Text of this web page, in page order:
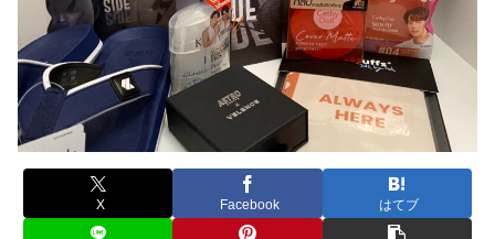
X Facebook はてブ